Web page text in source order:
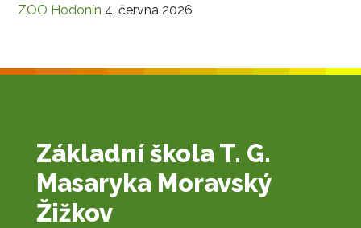
ZOO Hodonín 4. června 2026
Základní škola T. G.
Masaryka Moravský
Žižkov